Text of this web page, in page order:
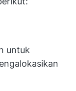
untuk